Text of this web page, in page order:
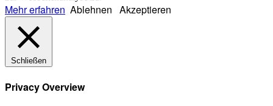
Mehr erfahren Ablehnen Akzeptieren
Schließen
Privacy Overview